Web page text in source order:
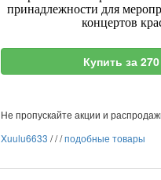
принадлежности для
концертов
Купить за
Не пропускайте акции и
Xuulu6633 ///подобные товары